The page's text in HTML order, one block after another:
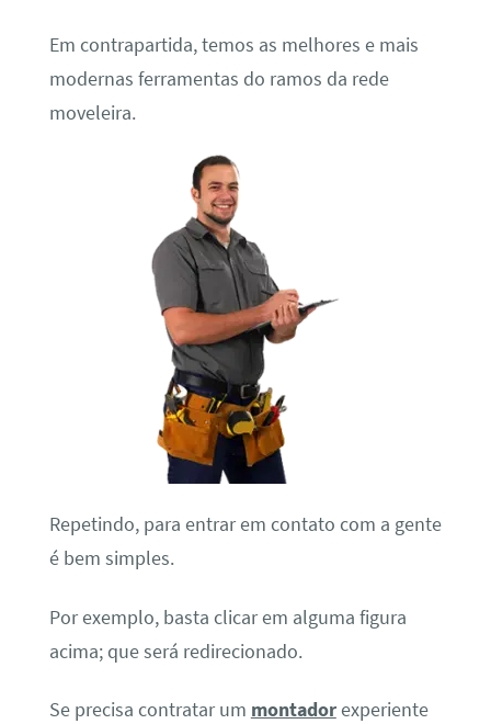
Em contrapartida, temos as melhores e mais
modernas ferramentas do ramos da rede
moveleira.
Repetindo, para entrar em contato com a gente
é bem simples.
Por exemplo, basta clicar em alguma figura
acima; que será redirecionado.
Se precisa contratar um montadorexperiente